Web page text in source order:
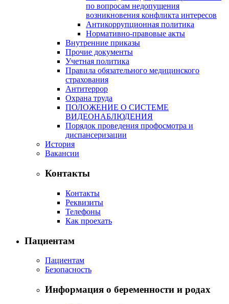
по вопросам недопущения
возникновения конфликта интересов
Антикоррупционная политика
Нормативно-правовые акты
Внутренние приказы
Прочие документы
Учетная политика
Правила обязательного медицинского
страхования
Антитеррор
Охрана труда
ПОЛОЖЕНИЕ О СИСТЕМЕ
ВИДЕОНАБЛЮДЕНИЯ
Порядок проведения профосмотра и
диспансеризации
История
Вакансии
Контакты
Контакты
Реквизиты
Телефоны
Как проехать
Пациентам
Пациентам
Безопасность
Информация о беременности и родах